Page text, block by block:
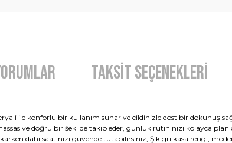
Taksit Seçenekleri
ile konforlu bir kullanım sunar ve cildinizle dost bir dokunuş
ve doğru bir şekilde takip eder, günlük rutininizi kolayca
dahi saatinizi güvende tutabilirsiniz; Şık gri kasa rengi,